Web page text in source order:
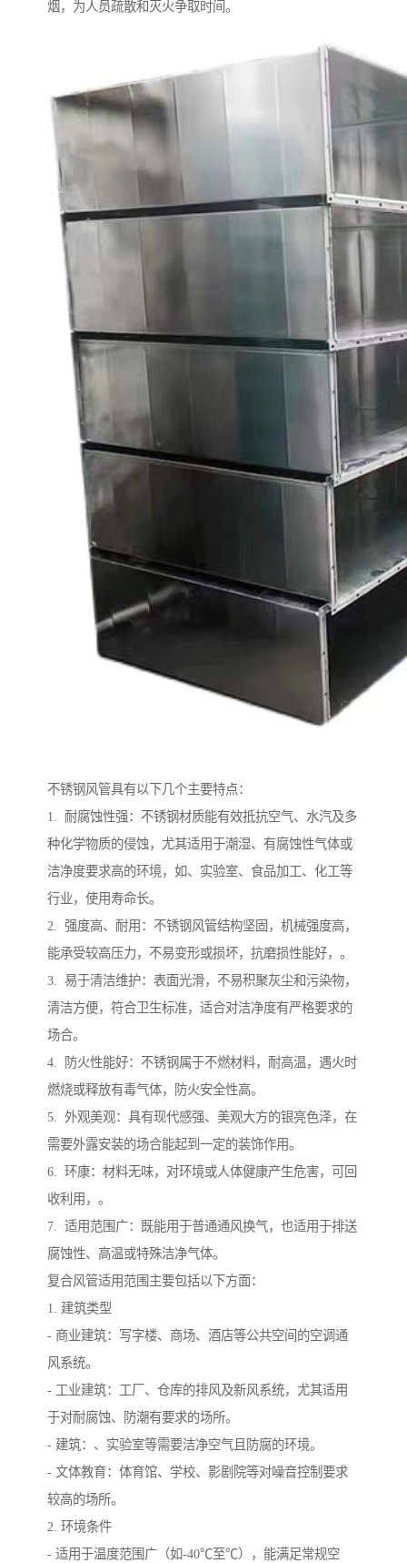
烟，为人员疏散和灭火争取时间。
不锈钢风管具有以下几个主要特点：
1. 耐腐蚀性强：不锈钢材质能有效抵抗空气、水汽及多
种化学物质的侵蚀，尤其适用于潮湿、有腐蚀性气体或
洁净度要求高的环境，如、实验室、食品加工、化工等
行业，使用寿命长。
2. 强度高、耐用：不锈钢风管结构坚固，机械强度高，
能承受较高压力，不易变形或损坏，抗磨损性能好，。
3. 易于清洁维护：表面光滑，不易积聚灰尘和污染物，
清洁方便，符合卫生标准，适合对洁净度有严格要求的
场合。
4. 防火性能好：不锈钢属于不燃材料，耐高温，遇火时
燃烧或释放有毒气体，防火安全性高。
5. 外观美观：具有现代感强、美观大方的银亮色泽，在
需要外露安装的场合能起到一定的装饰作用。
6. 环康：材料无味，对环境或人体健康产生危害，可回
收利用，。
7. 适用范围广：既能用于普通通风换气，也适用于排送
腐蚀性、高温或特殊洁净气体。
复合风管适用范围主要包括以下方面：
1. 建筑类型
- 商业建筑：写字楼、商场、酒店等公共空间的空调通
风系统。
- 工业建筑：工厂、仓库的排风及新风系统，尤其适用
于对耐腐蚀、防潮有要求的场所。
- 建筑：、实验室等需要洁净空气且防腐的环境。
- 文体教育：体育馆、学校、影剧院等对噪音控制要求
较高的场所。
2. 环境条件
- 适用于温度范围广（如-40℃至℃），能满足常规空